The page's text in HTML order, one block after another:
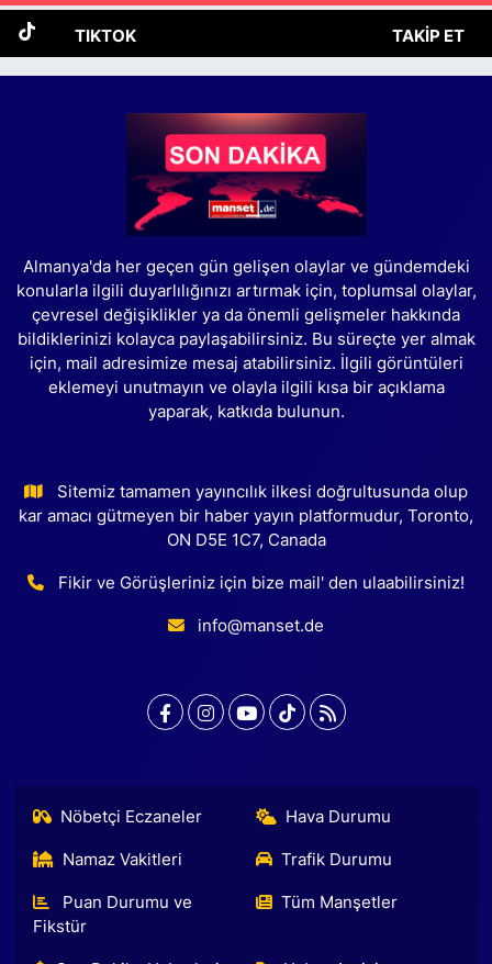
TIKTOK TAKIP ET
Almanya'da her geçen gün gelişen olaylar ve gündemdeki
konularla ilgili duyarlılığınızı artırmak için, toplumsal olaylar,
çevresel değişiklikler ya da önemli gelişmeler hakkında
bildiklerinizi kolayca paylaşabilirsiniz. Bu süreçte yer almak
için, mail adresimize mesaj atabilirsiniz. İlgili görüntüleri
eklemeyi unutmayın ve olayla ilgili kısa bir açıklama
yaparak, katkıda bulunun.
Sitemiz tamamen yayıncılık ilkesi doğrultusunda olup
kar amacı gütmeyen bir haber yayın platformudur, Toronto,
ON D5E 1C7, Canada
Fikir ve Görüşleriniz için bize mail' den ulaabilirsiniz!
info@manset.de
Nöbetçi Eczaneler Hava Durumu
Namaz Vakitleri Trafik Durumu
Puan Durumu ve
Fikstür
Tüm Manşetler